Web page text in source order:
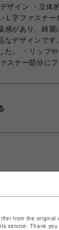
ザイン ・立体
Ｌ字ファスナ
感があり、綺
なデザインで
た。 ・リップ
スナー部分に
from the
service. Thank